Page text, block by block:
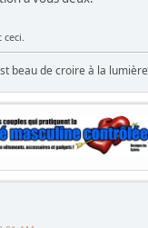
ceci.
beau de croire à la lumière